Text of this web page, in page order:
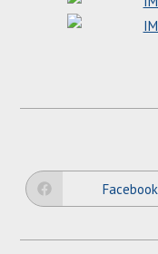
Opens
in
window
Facebook